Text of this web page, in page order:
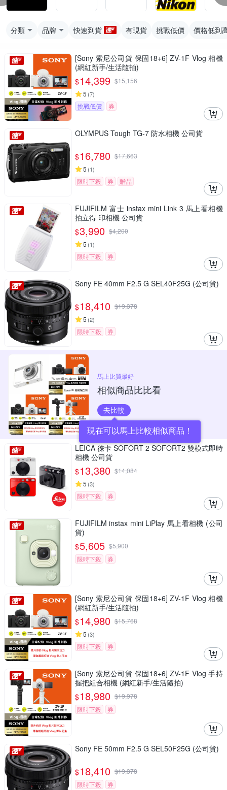
分類 品牌 快速到貨 有現貨 挑戰低價 價格低到
[Sony 索尼公司貨 保固18+6] ZV-1F Vlog 相機
(網紅新手/生活隨拍)
$14,399 $15,156
5 (7)
挑戰低價 券
OLYMPUS Tough TG-7 防水相機 公司貨
$16,780 $17,663
5 (1)
限時下殺 券 贈品
FUJIFILM 富士 instax mini Link 3 馬上看相機
拍立得 印相機 公司貨
$3,990 $4,200
5 (1)
限時下殺 券
Sony FE 40mm F2.5 G SEL40F25G (公司貨)
$18,410 $19,378
5 (2)
限時下殺 券
馬上比買最好
相似商品比比看
去比較
現在可以馬上比較相似商品！
LEICA 徠卡 SOFORT 2 SOFORT2 雙模式即時
相機 公司貨
$13,380 $14,084
5 (3)
限時下殺 券
FUJIFILM instax mini LiPlay 馬上看相機 (公司
貨)
$5,605 $5,900
限時下殺
券
[Sony 索尼公司貨 保固18+6] ZV-1F Vlog 相機
(網紅新手/生活隨拍)
$14,980 $15,768
5 (3)
限時下殺 券
[Sony 索尼公司貨 保固18+6] ZV-1F Vlog 手持
握把組合相機 (網紅新手/生活隨拍)
$18,980 $19,978
限時下殺
券
Sony FE 50mm F2.5 G SEL50F25G (公司貨)
$18,410 $19,378
限時下殺
券